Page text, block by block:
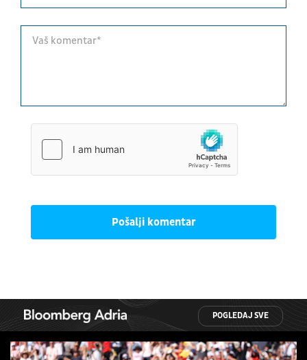
Pošalji komentar
POGLEDAJ SVE